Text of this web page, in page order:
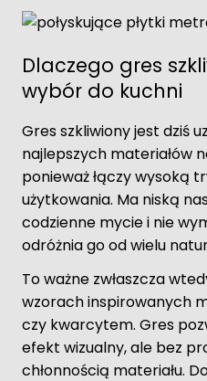
Dlaczego gres
wybór do kuchni
Gres szkliwiony jest dziś
najlepszych materiałów
ponieważ łączy wysoką
użytkowania. Ma niską
codzienne mycie i nie
odróżnia go od wielu
To ważne zwłaszcza
wzorach inspirowanych
czy kwarcytem. Gres
efekt wizualny, ale bez
chłonnością materiału.